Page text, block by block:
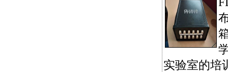
实验室的培